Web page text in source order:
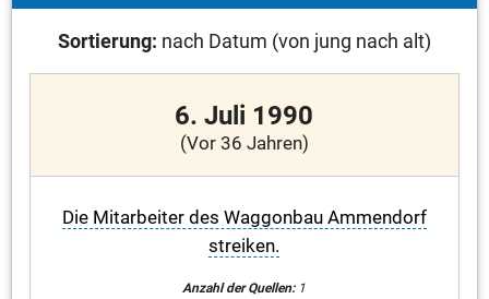
Sortierung: nach Datum (von jung nach alt)
6. Juli 1990
(Vor 36 Jahren)
Die Mitarbeiter des Waggonbau Ammendorf
streiken.
Anzahl der Quellen:1